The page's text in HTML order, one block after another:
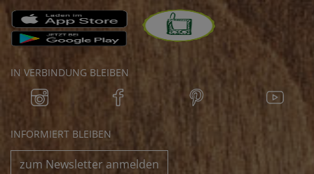
IN VERBINDUNG BLEIBEN
INFORMIERT BLEIBEN
zum Newsletter anmelden